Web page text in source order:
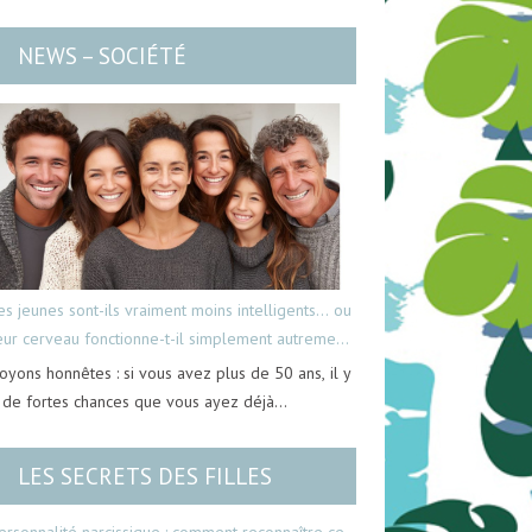
NEWS – SOCIÉTÉ
jeunes sont-ils vraiment moins intelligents… ou
cerveau fonctionne-t-il simplement autrement
honnêtes : si vous avez plus de 50 ans, il y
de fortes chances que vous ayez déjà…
LES SECRETS DES FILLES